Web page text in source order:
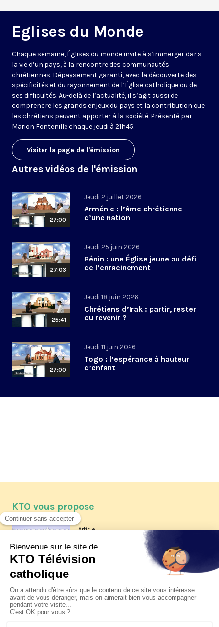
Eglises du Monde
Chaque semaine, Églises du monde invite à s’immerger dans
la vie d’un pays, à la rencontre des communautés
chrétiennes. Dépaysement garanti, avec la découverte des
spécificités et du rayonnement de l’Église catholique ou de
ses difficultés. Au-delà de l’actualité, il s’agit aussi de
comprendre les grands enjeux du pays et la contribution que
les chrétiens peuvent apporter à la société. Présenté par
Marion Fontenille chaque jeudi à 21h45.
Visiter la page de l'émission
Autres vidéos de l'émission
27:00
Jeudi 2 juillet 2026
Arménie : l’âme chrétienne
d’une nation
27:03
Jeudi 25 juin 2026
Bénin : une Église jeune au défi
de l’enracinement
25:41
Jeudi 18 juin 2026
Chrétiens d’Irak : partir, rester
ou revenir ?
27:00
Jeudi 11 juin 2026
Togo : l’espérance à hauteur
d’enfant
KTO vous propose
Article
Les reportages d'été 2026 de KTO
La visite pastorale du pape Léon
XIV à Assise à suivre sur KTO le
jeudi 6 août